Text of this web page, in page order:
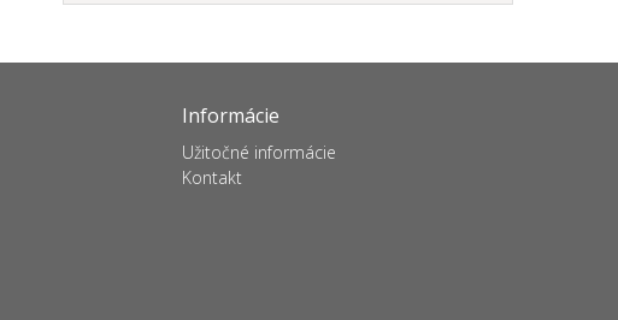
Informácie
Užitočné informácie
Kontakt